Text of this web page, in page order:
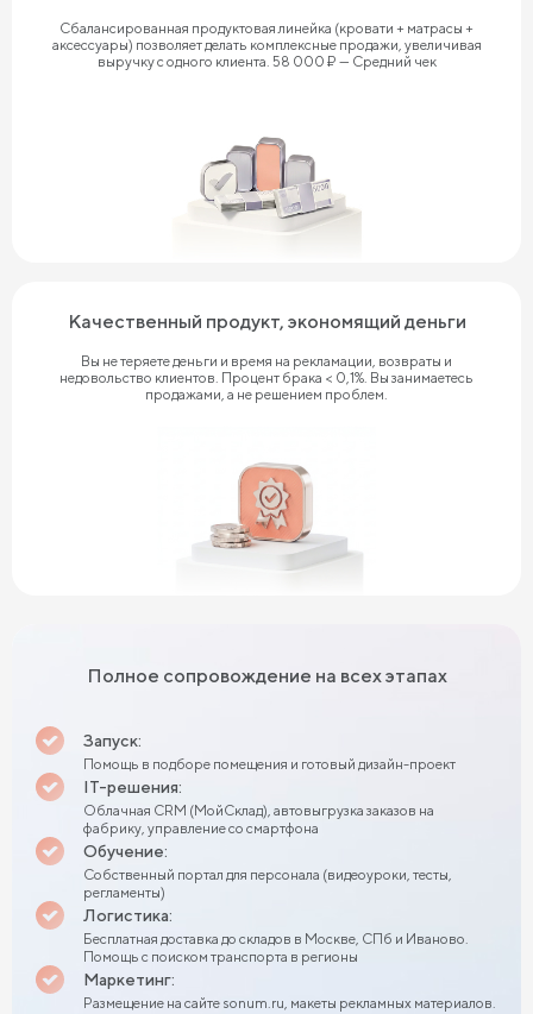
Сбалансированная продуктовая линейка (кровати + матрасы +
аксессуары) позволяет делать комплексные продажи, увеличивая
выручку с одного клиента. 58 000 ₽ — Средний чек
Качественный продукт, экономящий деньги
Вы не теряете деньги и время на рекламации, возвраты и
недовольство клиентов. Процент брака < 0,1%. Вы занимаетесь
продажами, а не решением проблем.
Полное сопровождение на всех этапах
Запуск:
Помощь в подборе помещения и готовый дизайн-проект
IT-решения:
Облачная CRM (МойСклад), автовыгрузка заказов на
фабрику, управление со смартфона
Обучение:
Собственный портал для персонала (видеоуроки, тесты,
регламенты)
Логистика:
Бесплатная доставка до складов в Москве, СПб и Иваново.
Помощь с поиском транспорта в регионы
Маркетинг:
Размещение на сайте sonum.ru, макеты рекламных материалов.